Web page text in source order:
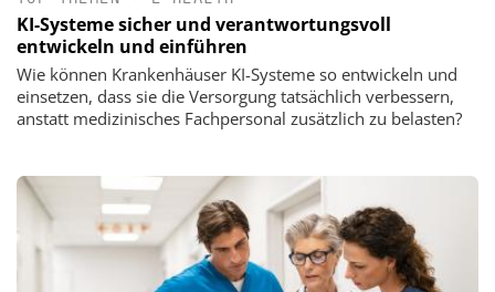
KI-Systeme sicher und verantwortungsvoll
entwickeln und einführen
Wie können Krankenhäuser KI-Systeme so entwickeln und
einsetzen, dass sie die Versorgung tatsächlich verbessern,
anstatt medizinisches Fachpersonal zusätzlich zu belasten?